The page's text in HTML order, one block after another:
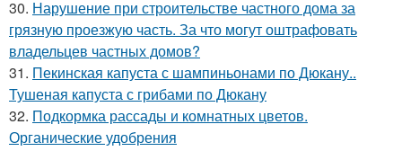
30. Нарушение при строительстве частного дома за
грязную проезжую часть. За что могут оштрафовать
владельцев частных домов?
31. Пекинская капуста с шампиньонами по Дюкану..
Тушеная капуста с грибами по Дюкану
32. Подкормка рассады и комнатных цветов.
Органические удобрения